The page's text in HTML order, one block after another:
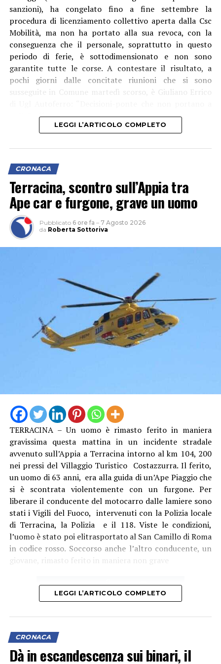
sanzioni), ha congelato fino a fine settembre la
procedura di licenziamento collettivo aperta dalla Csc
Mobilità, ma non ha portato alla sua revoca, con la
conseguenza che il personale, soprattutto in questo
periodo di ferie, è sottodimensionato e non sono
garantite tutte le corse. A contestare il risultato, a
pochi giorni dalle concitate riunioni che si sono
susseguite in Comune martedì scorso, è Giuliano Errico
nulla”, afferma.
carenza di personale che unita a un parco mezzi che non
è più efficiente ed efficace come dovrebbe essere, non
potrà garantire, secondo noi, per questa estate, un
servizio eccellente. E siamo anche preoccupati per
l’inizio della stagione scolastica, quando andrà garantito
agli studenti il diritto alla mobilità che è sacrosanto”.
Audio
Player
00:00 00:00
Per il sindacalista, che martedì sedeva al tavolo con
altre due sigle, Cgil e Uil, ci sono due motivi
fondamentali: “Se non si revoca la procedura o si chiude
con un esito positivo la procedura di licenziamento
collettivo, diventa un problema assumere, e qui serve
assumere. Inoltre, se non si fanno interventi usando, in
traffico che sono in positivo e sono aumentati negli
ultimi tre anni con una media importante, per
queste due strade non credo che ci sia una via d’uscita
sul futuro del trasporto pubblico”, dice Errico.
LEGGI L’ARTICOLO COMPLETO
CRONACA
Terracina, scontro sull’Appia tra
Ape car e furgone, grave un uomo
Pubblicato 6 ore fa – 7 Agosto 2026
da Roberta Sottoriva
TERRACINA – Un uomo è rimasto ferito in maniera
gravissima questa mattina in un incidente stradale
avvenuto sull’Appia a Terracina intorno al km 104, 200
nei pressi del Villaggio Turistico Costazzurra. Il ferito,
un uomo di 63 anni, era alla guida di un’Ape Piaggio che
si è scontrata violentemente con un furgone. Per
liberare il conducente del motocarro dalle lamiere sono
stati i Vigili del Fuoco, intervenuti con la Polizia locale
di Terracina, la Polizia e il 118. Viste le condizioni,
l’uomo è stato poi elitrasportato al San Camillo di Roma
in codice rosso. Soccorso anche l’altro conducente, un
giovane, rimasto ferito in maniera non grave
LEGGI L’ARTICOLO COMPLETO
CRONACA
Dà in escandescenza sui binari, il